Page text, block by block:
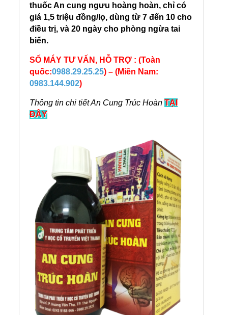
thuốc An cung ngưu hoàng hoàn, chỉ có
giá 1,5 triệu đồng/lọ, dùng từ 7 đến 10 cho
điều trị, và 20 ngày cho phòng ngừa tai
biến.
SỐ MÁY TƯ VẤN, HỖ TRỢ : (Toàn
quốc:0988.29.25.25) – (Miền Nam:
0983.144.902)
Thông tin chi tiết An Cung Trúc Hoàn TẠI
ĐÂY